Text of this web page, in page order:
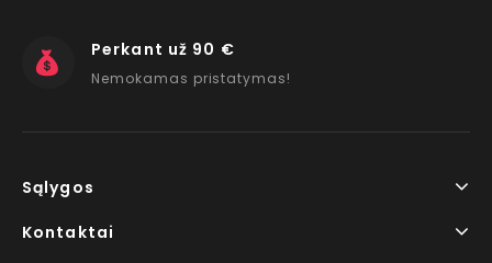
Perkant už 90 €
Nemokamas pristatymas!
Sąlygos
Kontaktai